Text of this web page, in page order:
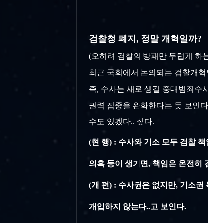
검찰청 폐지, 정말 개혁일까?
(오히려 검찰의 방패만 두텁게 하
최근 국회에서 논의되는 검찰개
즉, 수사는 새로 생길 중대범죄수
권력 집중을 완화한다는 듯 보인
수도 있겠다.. 싶다.
(현 행) : 수사와 기소 모두 검찰
의혹 등이 생기면, 책임은 온전히
(개 편) : 수사권은 없지만, 기소권
개입하지 않는다..고 보인다.